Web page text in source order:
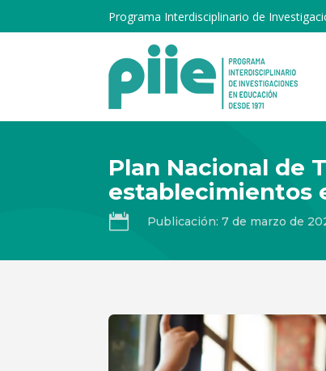
Programa Interdisciplinario de
Plan Nacional de
establecimientos
 Publicación: 7 de marzo de